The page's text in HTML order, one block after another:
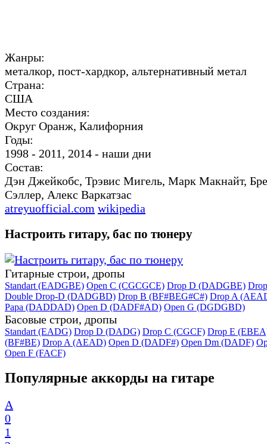
Жанры:
металкор, пост-хардкор, альтернативный метал
Страна:
США
Место создания:
Округ Оранж, Калифорния
Годы:
1998 - 2011, 2014 - наши дни
Состав:
Дэн Джейкобс, Трэвис Мигель, Марк Макнайт,
Сэллер, Алекс Варкатзас
atreyuofficial.com wikipedia
Настроить гитару, бас по тюнеру
Гитарные строи, дропы
Standart (EADGBE) Open C (CGCGCE) Drop D (DADGBE)
Double Drop-D (DADGBD) Drop B (BF#BEG#C#) Drop A
Papa (DADDAD) Open D (DADF#AD) Open G (DGDGBD)
Басовые строи, дропы
Standart (EADG) Drop D (DADG) Drop C (CGCF) Drop E
(BF#BE) Drop A (AEAD) Open D (DADF#) Open Dm (DADF)
Open F (FACF)
Популярные аккорды на гитаре
A
0
1